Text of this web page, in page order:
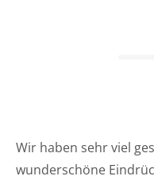
Wir haben sehr viel
wunderschöne